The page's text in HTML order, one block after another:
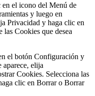
el icono del Menú de
y luego en
Privacidad y haga clic en
Cookies que desea
el botón Configuración y
aparece, elija
Cookies. Selecciona las
clic en Borrar o Borrar